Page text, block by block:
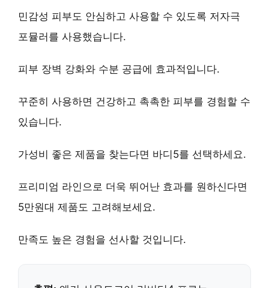
민감성 피부 도 안심하고 사용할 수 있도록 저자극
포뮬러를 사용했습니다.
피부 장벽 강화와 수분 공급에 효과적입니다.
꾸준히 사용하면 건강하고 촉촉한 피부를 경험할 수
있습니다.
가성비 좋은 제품을 찾는다면 바디5를 선택하세요.
프리미엄 라인 으로 더욱 뛰어난 효과를 원하신다면
5만원대 제품 도 고려해보세요.
만족도 높은 경험을 선사할 것입니다.